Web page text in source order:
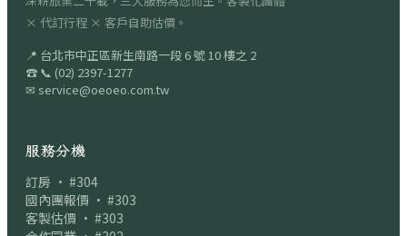
× 代訂行程 × 客戶自助估價。
📍 台北市中正區新生南路一段 6 號 10 樓之 2
☎ 📞 (02) 2397-1277
✉ service@oeoeo.com.tw
服務分機
訂房 · #304
國內團報價 · #303
客製估價 · #303